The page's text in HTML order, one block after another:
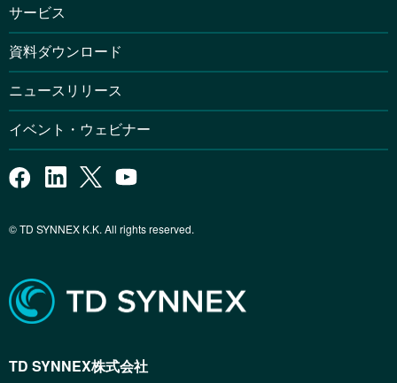
サービス
資料ダウンロード
ニュースリリース
イベント・ウェビナー
© TD SYNNEX K.K. All rights reserved.
TD SYNNEX株式会社